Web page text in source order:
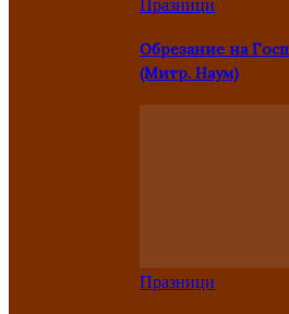
Празници
Oбрезание на
(Митр. Наум)
Празници